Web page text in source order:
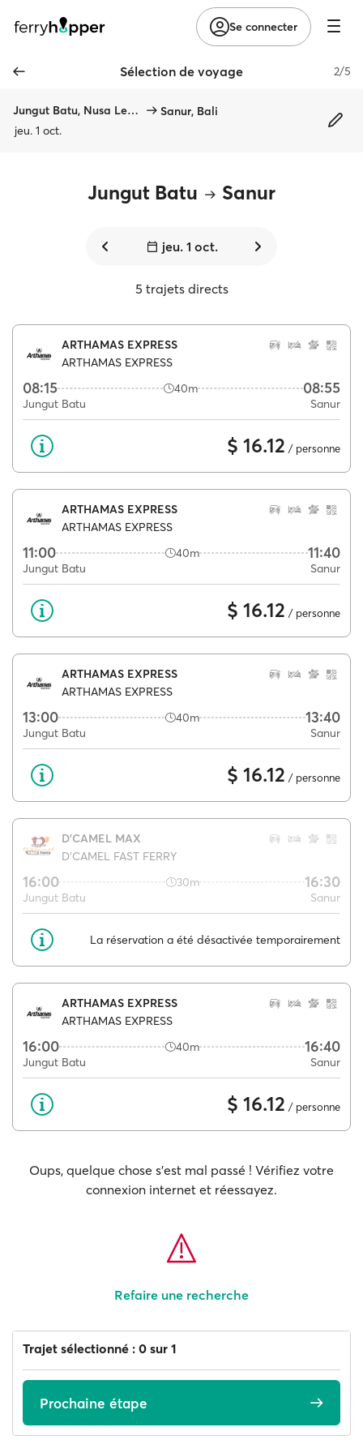
Se connecter
Sélection de voyage 2/5
Jungut Batu, Nusa Lembongan
Sanur, Bali
jeu. 1 oct.
Jungut Batu Sanur
jeu. 1 oct.
5 trajets directs
ARTHAMAS EXPRESS
ARTHAMAS EXPRESS
08:15 40m 08:55
Jungut Batu Sanur
$ 16.12 / personne
ARTHAMAS EXPRESS
ARTHAMAS EXPRESS
11:00 40m 11:40
Jungut Batu Sanur
$ 16.12 / personne
ARTHAMAS EXPRESS
ARTHAMAS EXPRESS
13:00 40m 13:40
Jungut Batu Sanur
$ 16.12 / personne
D'CAMEL MAX
D'CAMEL FAST FERRY
16:00 30m 16:30
Jungut Batu Sanur
La réservation a été désactivée temporairement
ARTHAMAS EXPRESS
ARTHAMAS EXPRESS
16:00 40m 16:40
Jungut Batu Sanur
$ 16.12 / personne
Oups, quelque chose s'est mal passé ! Vérifiez votre
connexion internet et réessayez.
Refaire une recherche
Trajet sélectionné : 0 sur 1
Prochaine étape